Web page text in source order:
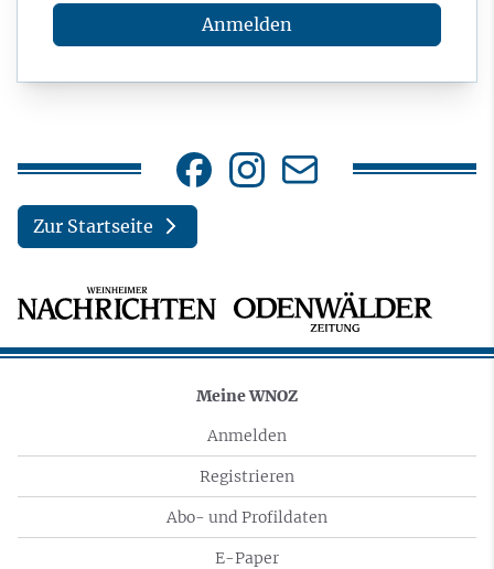
Anmelden
Zur Startseite
Meine WNOZ
Anmelden
Registrieren
Abo- und Profildaten
E-Paper